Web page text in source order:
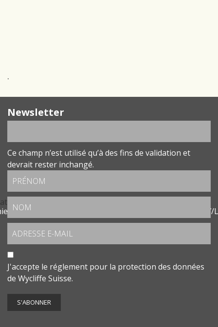
not supported or source(s) not found
https://fr.wycliffe.ch/wp/wp-content/uploads//2019/07/
.
Newsletter
Ce champ n’est utilisé qu’à des fins de validation et
devrait rester inchangé.
J'accepte le réglement pour la protection des données
de Wycliffe Suisse.